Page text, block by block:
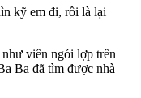
kỹ em đi, rồi là lại
viên ngói lợp trên
Ba đã tìm được nhà